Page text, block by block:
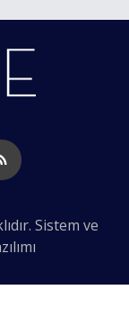
Sistem ve